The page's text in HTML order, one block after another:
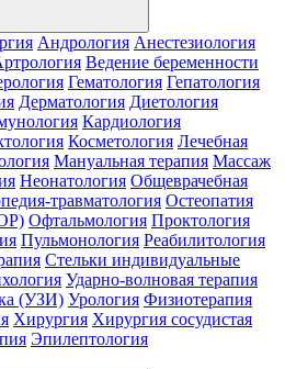
Андрология Анестезиология
Ведение беременности
Гематология Гепатология
Дерматология Диетология
Кардиология
Косметология Лечебная
Мануальная терапия Массаж
Неонатология Общеврачебная
травматология Остеопатия
Офтальмология Проктология
Пульмонология Реабилитология
Стельки индивидуальные
Ударно-волновая терапия
(УЗИ) Урология Физиотерапия
Хирургия Хирургия сосудистая
Эпилептология